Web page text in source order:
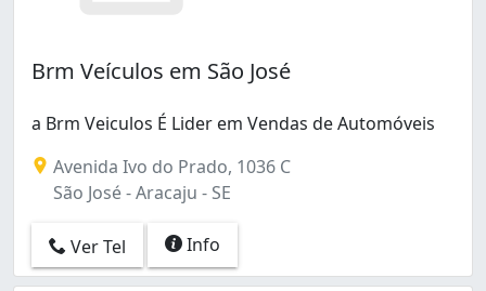
Brm Veículos em São José
a Brm Veiculos É Lider em Vendas de Automóveis
Avenida Ivo do Prado, 1036 C
São José - Aracaju - SE
Ver Tel Info